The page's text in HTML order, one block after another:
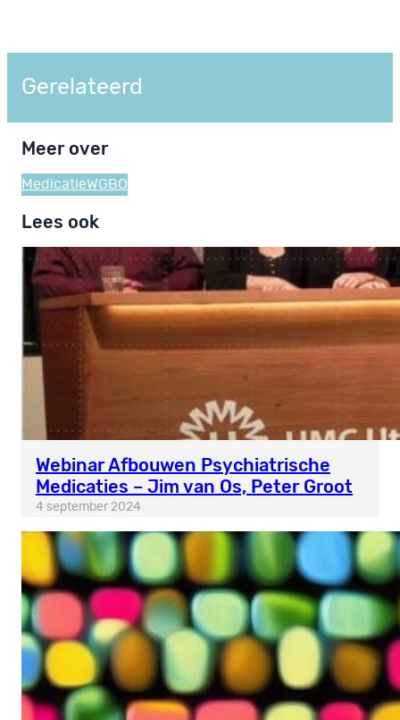
Gerelateerd
Meer over
MedicatieWGBO
Lees ook
Webinar Afbouwen Psychiatrische
Medicaties – Jim van Os, Peter Groot
4 september 2024